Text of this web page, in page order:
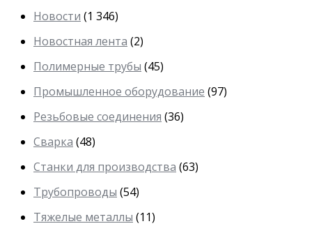
Новости (1 346)
Новостная лента (2)
Полимерные трубы (45)
Промышленное оборудование (97)
Резьбовые соединения (36)
Сварка (48)
Станки для производства (63)
Трубопроводы (54)
Тяжелые металлы (11)